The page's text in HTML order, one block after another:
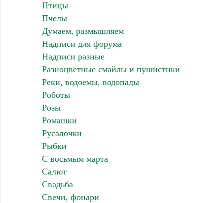
Птицы
Пчелы
Думаем, размышляем
Надписи для форума
Надписи разные
Разноцветные смайлы и пушистики
Реки, водоемы, водопады
Роботы
Розы
Ромашки
Русалочки
Рыбки
С восьмым марта
Салют
Свадьба
Свечи, фонари